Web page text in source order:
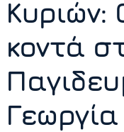
κοντά
Γεωργία